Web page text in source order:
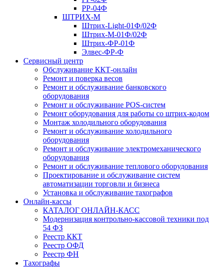
РР-04Ф
ШТРИХ-М
Штрих-Light-01Ф/02Ф
Штрих-М-01Ф/02Ф
Штрих-ФР-01Ф
Элвес-ФР-Ф
Сервисный центр
Обслуживание ККТ-онлайн
Ремонт и поверка весов
Ремонт и обслуживание банковского
оборудования
Ремонт и обслуживание POS-систем
Ремонт оборудования для работы со штрих-кодом
Монтаж холодильного оборудования
Ремонт и обслуживание холодильного
оборудования
Ремонт и обслуживание электромеханического
оборудования
Ремонт и обслуживание теплового оборудования
Проектирование и обслуживание систем
автоматизации торговли и бизнеса
Установка и обслуживание тахографов
Онлайн-кассы
КАТАЛОГ ОНЛАЙН-КАСС
Модернизация контрольно-кассовой техники под
54 ФЗ
Реестр ККТ
Реестр ОФД
Реестр ФН
Тахографы